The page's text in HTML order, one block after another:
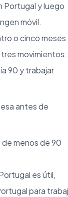
Portugal y luego
móvil.
o cinco meses
movimientos:
90 y trabajar
antes de
de menos de 90
es útil,
para